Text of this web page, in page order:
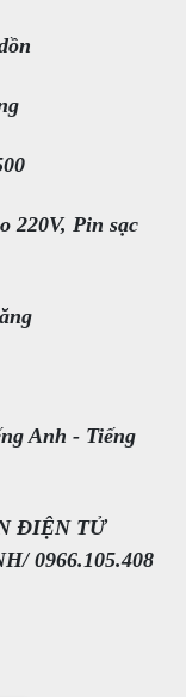
220V, Pin sạc
Anh - Tiếng
ĐIỆN TỬ
0966.105.408